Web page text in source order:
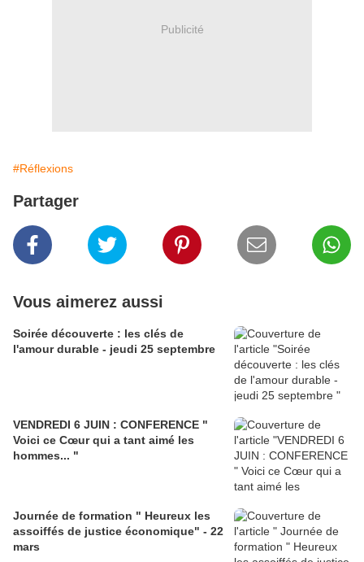
Publicité
#Réflexions
Partager
Vous aimerez aussi
Soirée découverte : les clés de
l'amour durable - jeudi 25 septembre
VENDREDI 6 JUIN : CONFERENCE "
Voici ce Cœur qui a tant aimé les
hommes... "
Journée de formation " Heureux les
assoiffés de justice économique" - 22
mars